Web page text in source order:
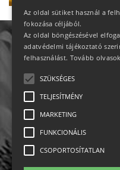
Az oldal sütiket használ a
fokozása céljából.
Az oldal böngészésével
adatvédelmi tájékoztató
felhasználást. Tovább olvasok
SZÜKSÉGES
TELJESÍTMÉNY
MARKETING
FUNKCIONÁLIS
CSOPORTOSÍTATLAN